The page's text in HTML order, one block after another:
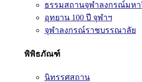
ธรรมสถานจุฬาลงกรณ์มหา
อุทยาน 100 ปี จุฬาฯ
จุฬาลงกรณ์ราชบรรณาลัย
พิพิธภัณฑ์
นิทรรศสถาน